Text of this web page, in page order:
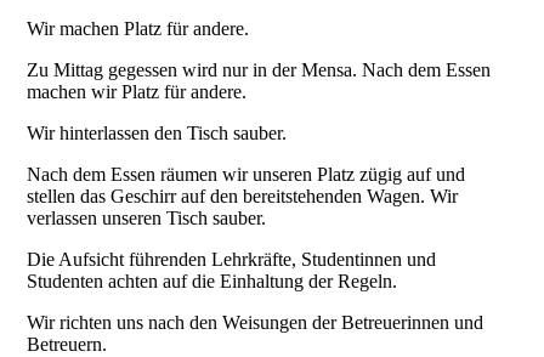
Wir machen Platz für andere.
Zu Mittag gegessen wird nur in der Mensa. Nach dem Essen
machen wir Platz für andere.
Wir hinterlassen den Tisch sauber.
Nach dem Essen räumen wir unseren Platz zügig auf und
stellen das Geschirr auf den bereitstehenden Wagen. Wir
verlassen unseren Tisch sauber.
Die Aufsicht führenden Lehrkräfte, Studentinnen und
Studenten achten auf die Einhaltung der Regeln.
Wir richten uns nach den Weisungen der Betreuerinnen und
Betreuern.